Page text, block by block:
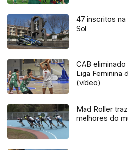
47 inscritos na
Sol
CAB
Liga Feminina
(vídeo)
Mad Roller
melhores do